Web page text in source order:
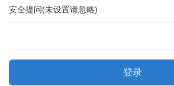
安全提问(未设置请忽略)
登录